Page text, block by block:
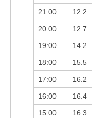
21:00 12.2
20:00 12.7
19:00 14.2
18:00 15.5
17:00 16.2
16:00 16.4
15:00 16.3